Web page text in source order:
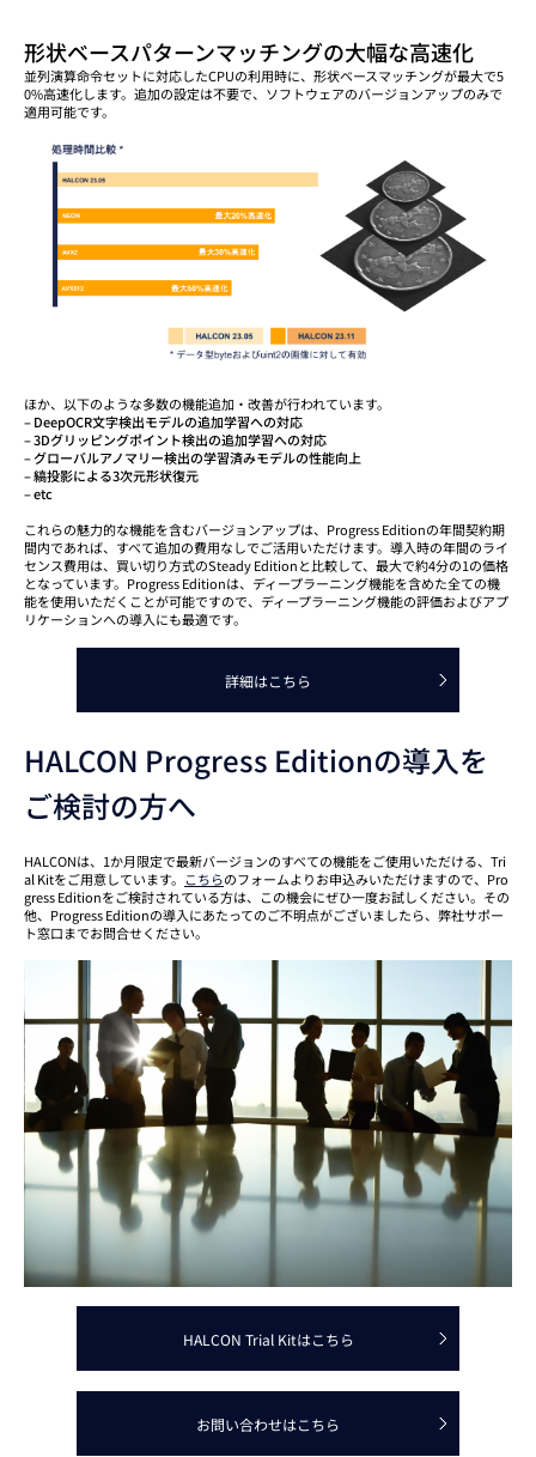
形状ベースパターンマッチングの大幅な高速化
並列演算命令セットに対応したCPUの利用時に、形状ベースマッチングが最大で5
0%高速化します。追加の設定は不要で、ソフトウェアのバージョンアップのみで
適用可能です。
ほか、以下のような多数の機能追加・改善が行われています。
– DeepOCR文字検出モデルの追加学習への対応
– 3Dグリッピングポイント検出の追加学習への対応
– グローバルアノマリー検出の学習済みモデルの性能向上
– 縞投影による3次元形状復元
– etc
これらの魅力的な機能を含むバージョンアップは、Progress Editionの年間契約期
間内であれば、すべて追加の費用なしでご活用いただけます。導入時の年間のライ
センス費用は、買い切り方式のSteady Editionと比較して、最大で約4分の1の価格
となっています。Progress Editionは、ディープラーニング機能を含めた全ての機
能を使用いただくことが可能ですので、ディープラーニング機能の評価およびアプ
リケーションへの導入にも最適です。
詳細はこちら
HALCON Progress Editionの導入を
ご検討の方へ
HALCONは、1か月限定で最新バージョンのすべての機能をご使用いただける、Tri
al Kitをご用意しています。 こちらのフォームよりお申込みいただけますので、Pro
gress Editionをご検討されている方は、この機会にぜひ一度お試しください。その
他、Progress Editionの導入にあたってのご不明点がございましたら、弊社サポー
ト窓口までお問合せください。
HALCON Trial Kitはこちら
お問い合わせはこちら